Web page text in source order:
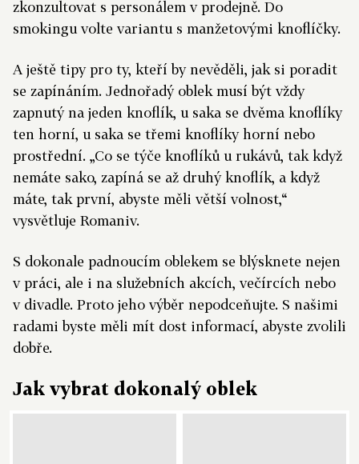
zkonzultovat s personálem v prodejně. Do
smokingu volte variantu s manžetovými knoflíčky.
A ještě tipy pro ty, kteří by nevěděli, jak si poradit
se zapínáním. Jednořadý oblek musí být vždy
zapnutý na jeden knoflík, u saka se dvěma knoflíky
ten horní, u saka se třemi knoflíky horní nebo
prostřední. „Co se týče knoflíků u rukávů, tak když
nemáte sako, zapíná se až druhý knoflík, a když
máte, tak první, abyste měli větší volnost,“
vysvětluje Romaniv.
S dokonale padnoucím oblekem se blýsknete nejen
v práci, ale i na služebních akcích, večírcích nebo
v divadle. Proto jeho výběr nepodceňujte. S našimi
radami byste měli mít dost informací, abyste zvolili
dobře.
Jak vybrat dokonalý oblek